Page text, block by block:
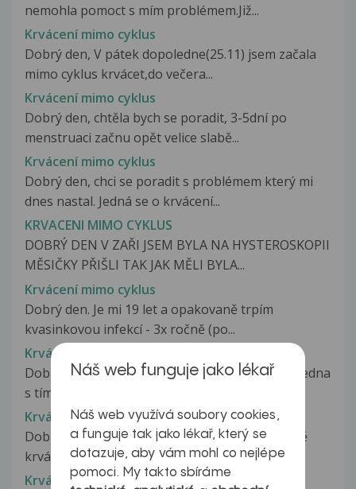
nemohla pomoct s mím problémem.Již...
Krvácení mimo cyklus
Dobrý den, V pátek dopoledne(25.11) jsem začala
mimo cyklus krvácet,do večera...
Krvácení mimo cyklus
Dobrý den, chtěla bych se poradit, 3-5dní po
menstruaci začnu opět velice slabě...
Krvácení mimo cyklus
Dobrý den, chci se poradit s problémem který mi
dnes nastal. Jedná se o krvácení...
KRVACENI MIMO CYKLUS
DOBRÝ DEN V ZAŘI JSEM BYLA NA HYSTEROSKOPII
MĚSIČKY PŘIŠLI TAK JAK MĚLI BYLA...
Krvácení mimo cyklus
Dobrý den. Je mi 19 let a opakovaně trpím
kvasinkovou infekcí - 3x ročně (po...
Krvácení mimo cyklus
Dobrý den, trápí mě krvácení mimo cyklus, od ledna
s tím mám problém. Od září...
Krvácení mimo cyklus
Dobrý den. Chtěla bych požádat o radu ohledně
krvácení z dělohy. Minulý měsíc...
Krvácení mimo cyklus
Náš web funguje jako lékař
Náš web využívá soubory cookies,
a funguje tak jako lékař, který se
dotazuje, aby vám mohl co nejlépe
pomoci. My takto sbíráme